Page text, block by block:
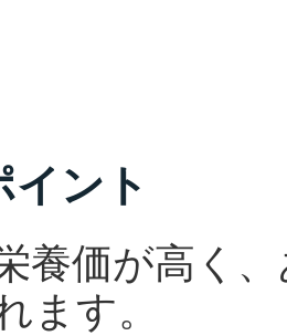
イント
養価が高く
ます。